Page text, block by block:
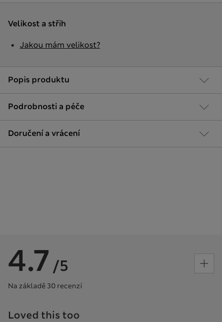
Popis produktu
Podrobnosti a péče
Doručení a vrácení
Velikost a střih
Jakou mám velikost?
4.7 /5
Na základě 30 recenzí
Loved this too